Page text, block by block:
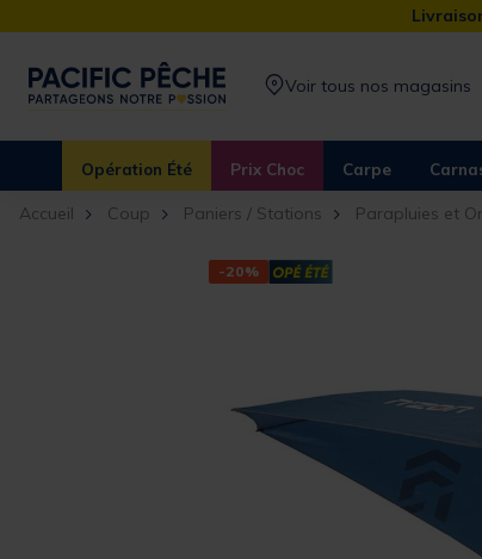
Voir tous nos magasins
Opération Été Prix Choc Carpe
Accueil Coup Paniers / Stations Parapluies et
-20%